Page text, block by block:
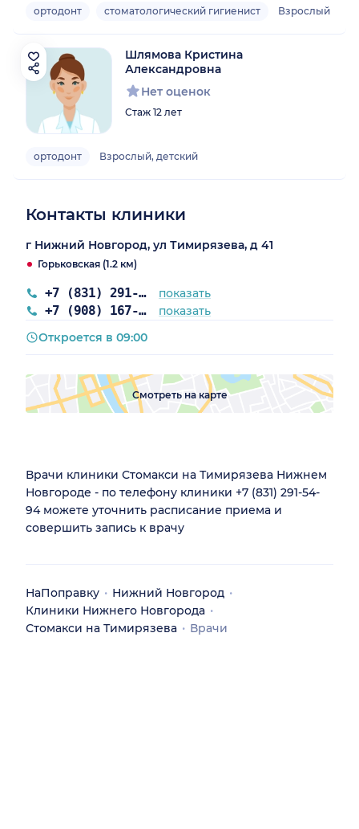
ортодонт стоматологический гигиенист Взрослый
Шлямова Кристина
Александровна
Нет оценок
Стаж 12 лет
ортодонт Взрослый, детский
Контакты клиники
г Нижний Новгород, ул Тимирязева, д 41
Горьковская (1.2 км)
+7 (831) 291-54-94 показать
+7 (908) 167-18-20
показать
Откроется в 09:00
Смотреть на карте
Врачи клиники Стомакси на Тимирязева Нижнем
Новгороде - по телефону клиники +7 (831) 291-54-
94 можете уточнить расписание приема и
совершить запись к врачу
НаПоправку
Нижний Новгород
Клиники Нижнего Новгорода
Стомакси на Тимирязева
Врачи